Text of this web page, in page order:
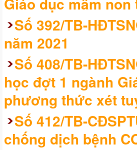
Số 392/TB-
năm 2021
Số 408/TB-
học đợt 1 ngành
phương thức xét
Số 412/TB-
chống dịch bệnh